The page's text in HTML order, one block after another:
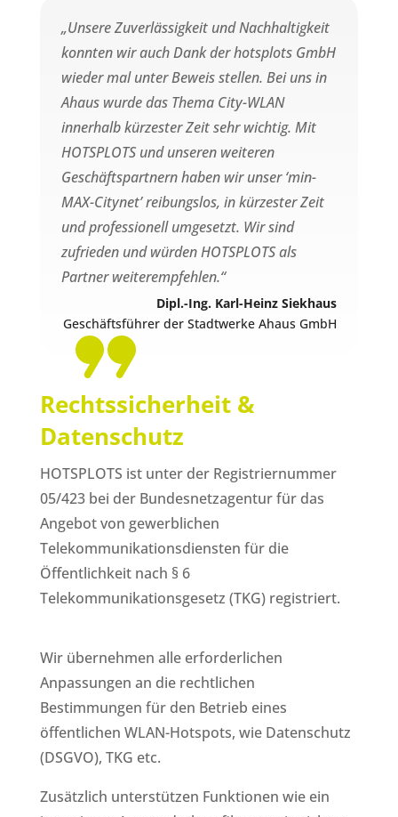
„Unsere Zuverlässigkeit und Nachhaltigkeit
konnten wir auch Dank der hotsplots GmbH
wieder mal unter Beweis stellen. Bei uns in
Ahaus wurde das Thema City-WLAN
innerhalb kürzester Zeit sehr wichtig. Mit
HOTSPLOTS und unseren weiteren
Geschäftspartnern haben wir unser ‘min-
MAX-Citynet’ reibungslos, in kürzester Zeit
und professionell umgesetzt. Wir sind
zufrieden und würden HOTSPLOTS als
Partner weiterempfehlen.“
Dipl.-Ing. Karl-Heinz Siekhaus
Geschäftsführer der Stadtwerke Ahaus GmbH
Rechtssicherheit &
Datenschutz
HOTSPLOTS ist unter der Registriernummer
05/423 bei der Bundesnetzagentur für das
Angebot von gewerblichen
Telekommunikationsdiensten für die
Öffentlichkeit nach § 6
Telekommunikationsgesetz (TKG) registriert.
Wir übernehmen alle erforderlichen
Anpassungen an die rechtlichen
Bestimmungen für den Betrieb eines
öffentlichen WLAN-Hotspots, wie Datenschutz
(DSGVO), TKG etc.
Zusätzlich unterstützen Funktionen wie ein